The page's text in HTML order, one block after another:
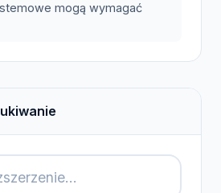
mogą wymagać